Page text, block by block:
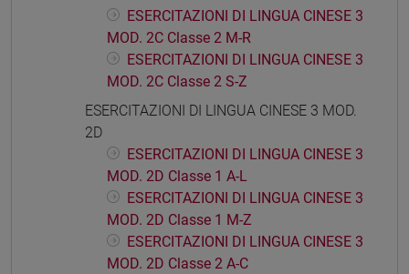
ESERCITAZIONI DI LINGUA CINESE 3
MOD. 2C Classe 2 M-R
ESERCITAZIONI DI LINGUA CINESE 3
MOD. 2C Classe 2 S-Z
ESERCITAZIONI DI LINGUA CINESE 3 MOD.
2D
ESERCITAZIONI DI LINGUA CINESE 3
MOD. 2D Classe 1 A-L
ESERCITAZIONI DI LINGUA CINESE 3
MOD. 2D Classe 1 M-Z
ESERCITAZIONI DI LINGUA CINESE 3
MOD. 2D Classe 2 A-C